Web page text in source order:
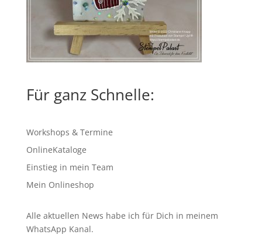
Für ganz Schnelle:
Workshops & Termine
OnlineKataloge
Einstieg in mein Team
Mein Onlineshop
Alle aktuellen News habe ich für Dich in meinem
WhatsApp Kanal.